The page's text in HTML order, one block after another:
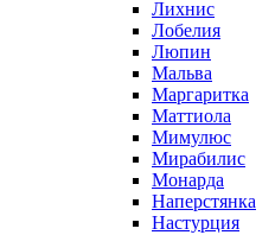
Лихнис
Лобелия
Люпин
Мальва
Маргаритка
Маттиола
Мимулюс
Мирабилис
Монарда
Наперстянка
Настурция